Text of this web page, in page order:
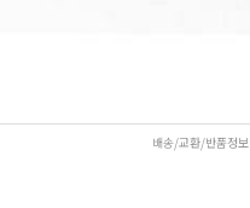
배송/교환/반품정보